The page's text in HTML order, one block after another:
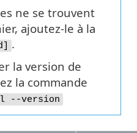
ne se trouvent
ajoutez-le à la
.
la version de
la commande
--version